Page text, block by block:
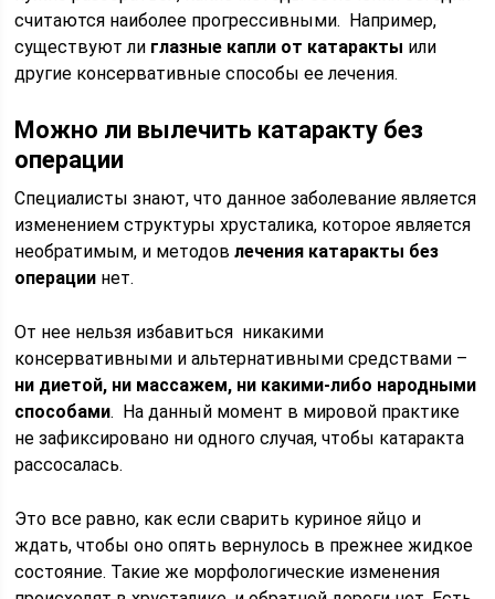
считаются наиболее прогрессивными. Например,
существуют ли глазные капли от катаракты или
другие консервативные способы ее лечения.
Можно ли вылечить катаракту без
операции
Специалисты знают, что данное заболевание является
изменением структуры хрусталика, которое является
необратимым, и методовлечения катаракты без
операции нет.
От нее нельзя избавиться никакими
консервативными и альтернативными средствами –
ни диетой, ни массажем, ни какими-либо народными
способами. На данный момент в мировой практике
не зафиксировано ни одного случая, чтобы катаракта
рассосалась.
Это все равно, как если сварить куриное яйцо и
ждать, чтобы оно опять вернулось в прежнее жидкое
состояние. Такие же морфологические изменения